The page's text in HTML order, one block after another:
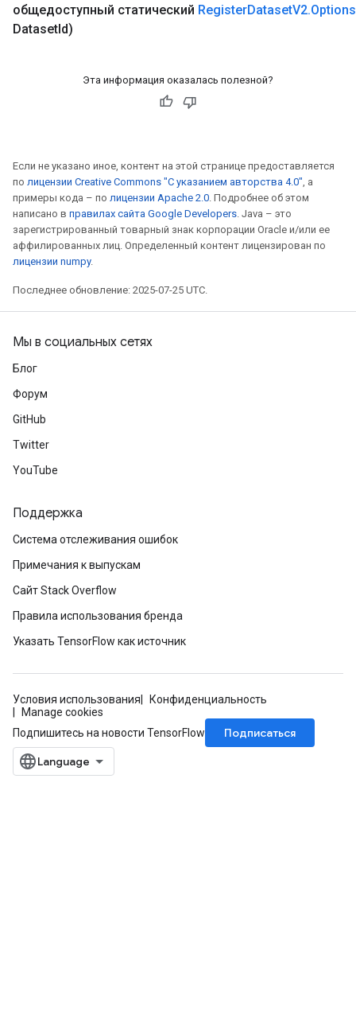
общедоступный статический RegisterDatasetV2.Options
DatasetId)
Эта информация оказалась полезной?
Если не указано иное, контент на этой странице предоставляется
по лицензии Creative Commons "С указанием авторства 4.0", а
примеры кода – по лицензии Apache 2.0. Подробнее об этом
написано в правилах сайта Google Developers. Java – это
зарегистрированный товарный знак корпорации Oracle и/или ее
аффилированных лиц. Определенный контент лицензирован по
лицензии numpy.
Последнее обновление: 2025-07-25 UTC.
Мы в социальных сетях
Блог
Форум
GitHub
Twitter
YouTube
Поддержка
Система отслеживания ошибок
Примечания к выпускам
Сайт Stack Overflow
Правила использования бренда
Указать TensorFlow как источник
Условия использования
Конфиденциальность
Manage cookies
Подпишитесь на новости TensorFlow
Подписаться